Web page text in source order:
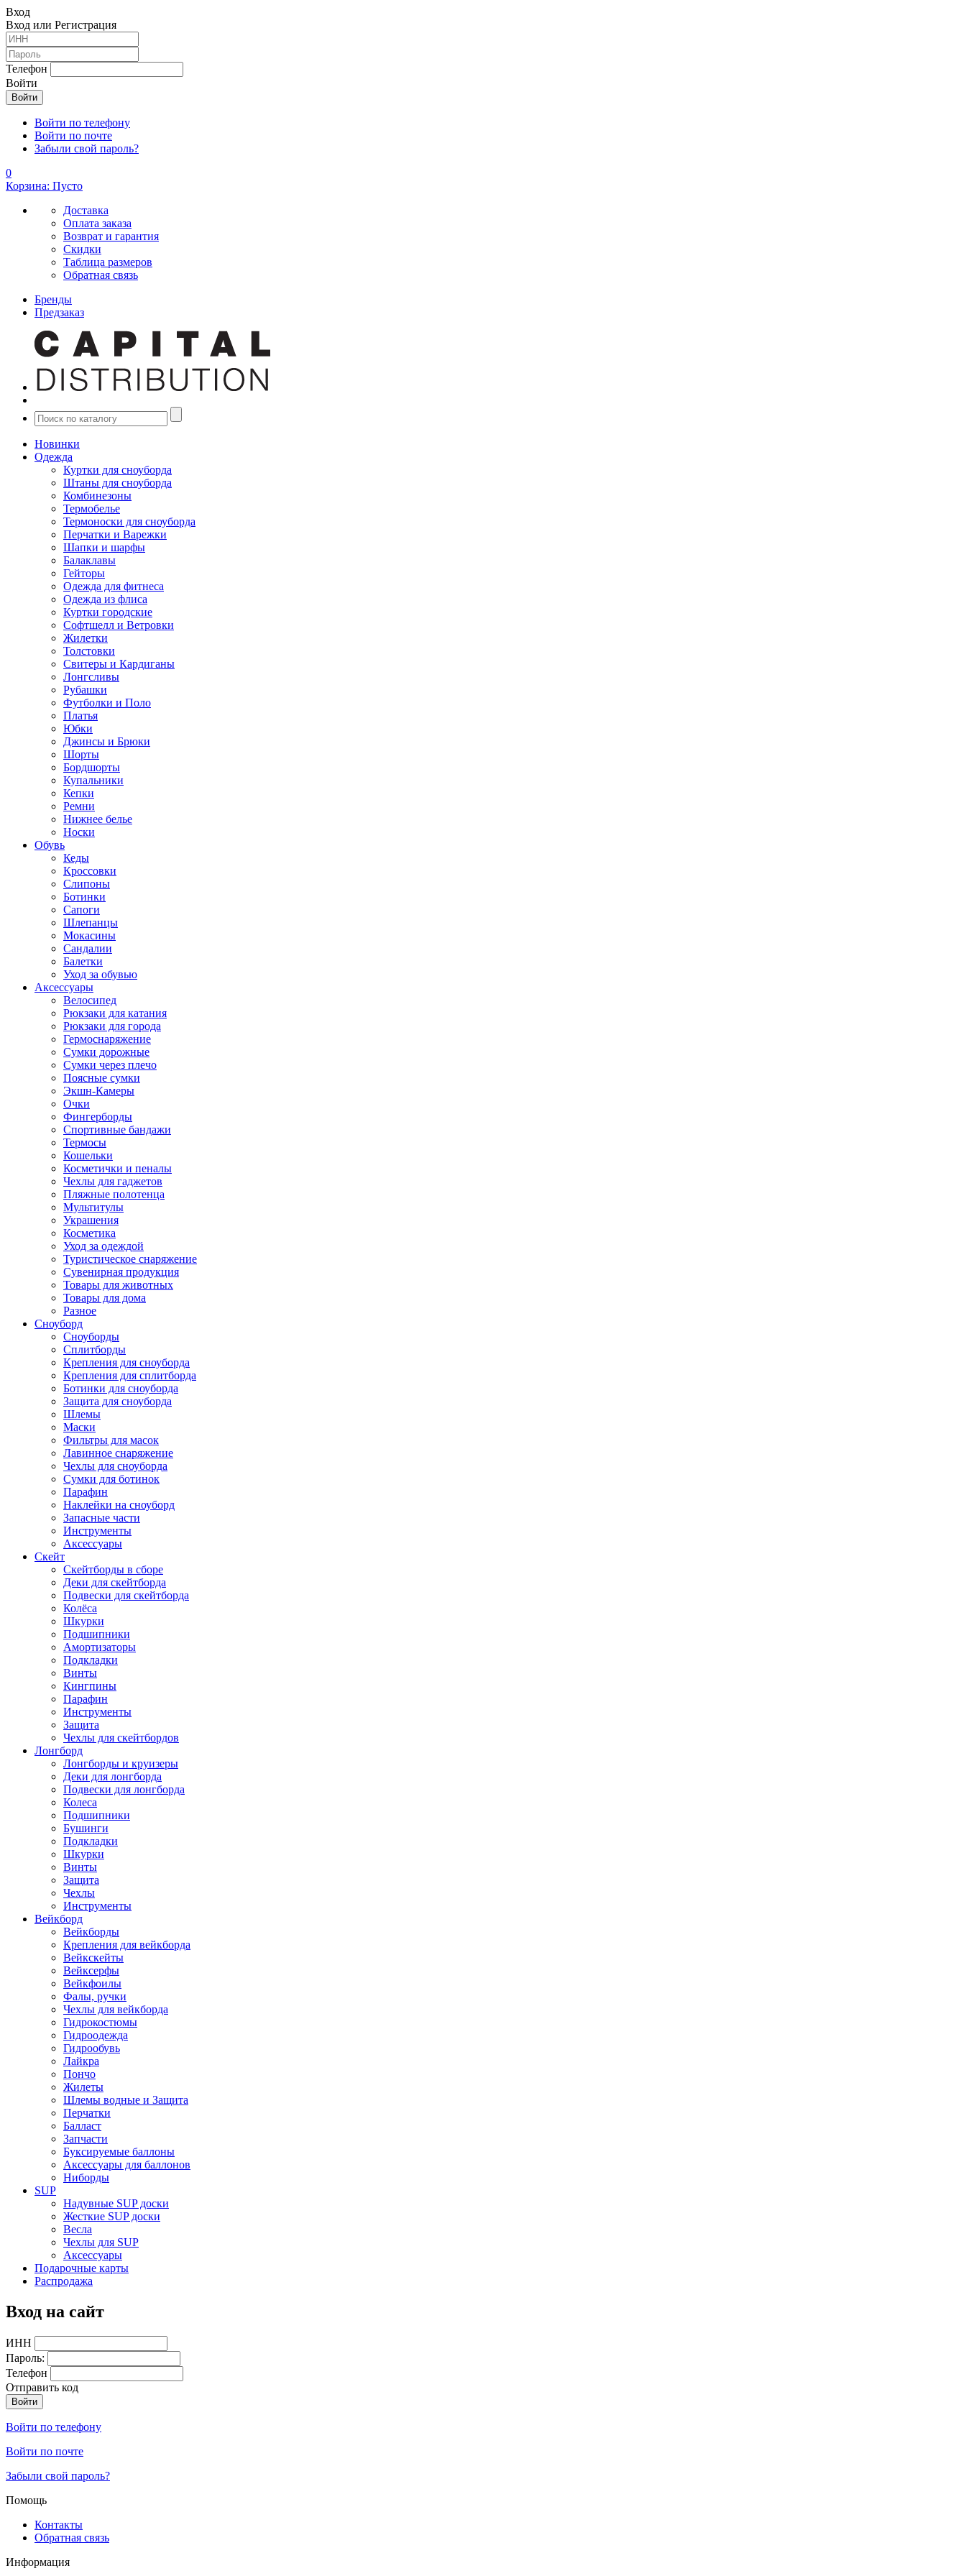
Вход
Вход или Регистрация
Телефон
Войти
Войти по телефону
Войти по почте
Забыли свой пароль?
0
Корзина: Пусто
Доставка
Оплата заказа
Возврат и гарантия
Скидки
Таблица размеров
Обратная связь
Бренды
Предзаказ
Новинки
Одежда
Куртки для сноуборда
Штаны для сноуборда
Комбинезоны
Термобелье
Термоноски для сноуборда
Перчатки и Варежки
Шапки и шарфы
Балаклавы
Гейторы
Одежда для фитнеса
Одежда из флиса
Куртки городские
Софтшелл и Ветровки
Жилетки
Толстовки
Свитеры и Кардиганы
Лонгсливы
Рубашки
Футболки и Поло
Платья
Юбки
Джинсы и Брюки
Шорты
Бордшорты
Купальники
Кепки
Ремни
Нижнее белье
Носки
Обувь
Кеды
Кроссовки
Слипоны
Ботинки
Сапоги
Шлепанцы
Мокасины
Сандалии
Балетки
Уход за обувью
Аксессуары
Велосипед
Рюкзаки для катания
Рюкзаки для города
Гермоснаряжение
Сумки дорожные
Сумки через плечо
Поясные сумки
Экшн-Камеры
Очки
Фингерборды
Спортивные бандажи
Термосы
Кошельки
Косметички и пеналы
Чехлы для гаджетов
Пляжные полотенца
Мультитулы
Украшения
Косметика
Уход за одеждой
Туристическое снаряжение
Сувенирная продукция
Товары для животных
Товары для дома
Разное
Сноуборд
Сноуборды
Сплитборды
Крепления для сноуборда
Крепления для сплитборда
Ботинки для сноуборда
Защита для сноуборда
Шлемы
Маски
Фильтры для масок
Лавинное снаряжение
Чехлы для сноуборда
Сумки для ботинок
Парафин
Наклейки на сноуборд
Запасные части
Инструменты
Аксессуары
Скейт
Скейтборды в сборе
Деки для скейтборда
Подвески для скейтборда
Колёса
Шкурки
Подшипники
Амортизаторы
Подкладки
Винты
Кингпины
Парафин
Инструменты
Защита
Чехлы для скейтбордов
Лонгборд
Лонгборды и круизеры
Деки для лонгборда
Подвески для лонгборда
Колеса
Подшипники
Бушинги
Подкладки
Шкурки
Винты
Защита
Чехлы
Инструменты
Вейкборд
Вейкборды
Крепления для вейкборда
Вейкскейты
Вейксерфы
Вейкфоилы
Фалы, ручки
Чехлы для вейкборда
Гидрокостюмы
Гидроодежда
Гидрообувь
Лайкра
Пончо
Жилеты
Шлемы водные и Защита
Перчатки
Балласт
Запчасти
Буксируемые баллоны
Аксессуары для баллонов
Ниборды
SUP
Надувные SUP доски
Жесткие SUP доски
Весла
Чехлы для SUP
Аксессуары
Подарочные карты
Распродажа
Вход на сайт
ИНН
Пароль:
Телефон
Отправить код
Войти по телефону
Войти по почте
Забыли свой пароль?
Помощь
Контакты
Обратная связь
Информация